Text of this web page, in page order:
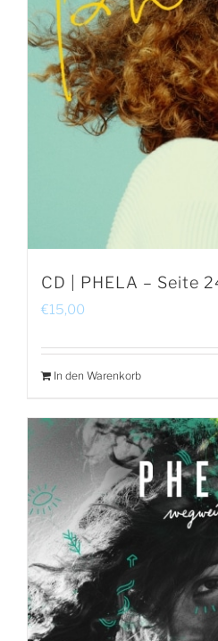
CD | PHELA – Seite
€15,00
In den Warenkorb